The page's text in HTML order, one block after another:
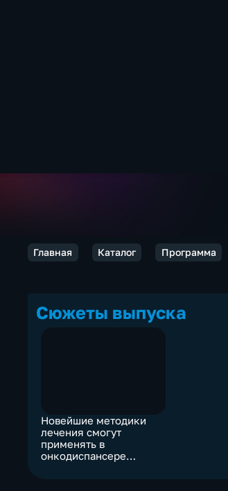
Главная Каталог Программа
Сюжеты выпуска
Новейшие методики
лечения смогут
применять в
онкодиспансере